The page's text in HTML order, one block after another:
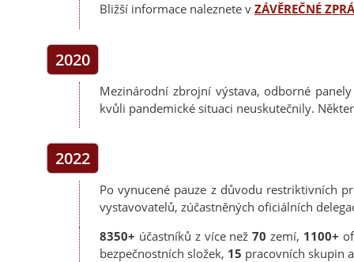
Bližší informace naleznete v ZÁVĚREČNÉ
2020
Mezinárodní zbrojní výstava, odborné
kvůli pandemické situaci neuskutečnily.
2022
Po vynucené pauze z důvodu restriktivních
vystavovatelů, zúčastněných oficiálních
8350+ účastníků z více než70 zemí, 1100+
bezpečnostních složek, 15 pracovních skupin